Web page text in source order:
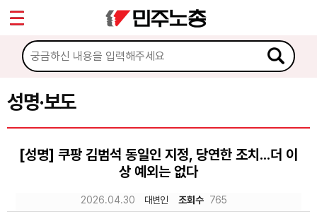
성명·보도
[성명] 쿠팡 김범석 동일인 지정, 당연한 조치...더 이
상 예외는 없다
2026.04.30 대변인 조회수 765
마이페이지
소개
소식
공지사항
성명·보도
Sketchbook5, 스케치북5
Sketchbook5, 스케치북5